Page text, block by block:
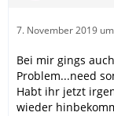
7. November 2019
Bei mir gings
Problem...need
Habt ihr jetzt
wieder